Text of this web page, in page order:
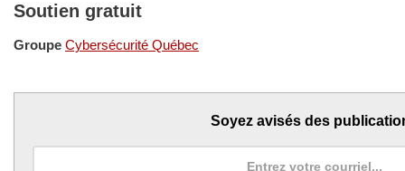
Soutien gratuit
Groupe Cybersécurité Québec
Soyez avisés des